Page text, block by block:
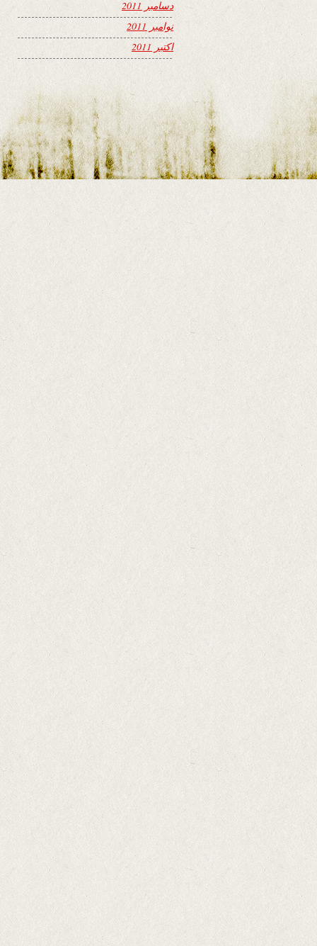
دسامبر 2011
نوامبر 2011
اکتبر 2011